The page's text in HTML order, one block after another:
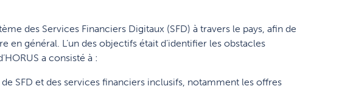
des Services Financiers Digitaux (SFD) à travers le pays, afin de
général. L’un des objectifs était d’identifier les obstacles
a consisté à :
SFD et des services financiers inclusifs, notamment les offres